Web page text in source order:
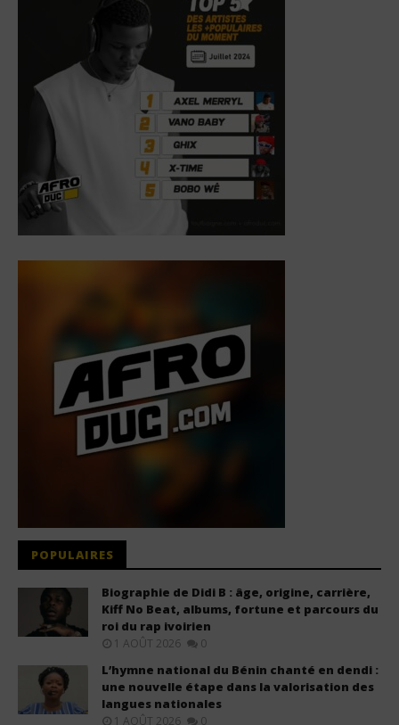
POPULAIRES
Biographie de Didi B : âge, origine, carrière,
Kiff No Beat, albums, fortune et parcours du
roi du rap ivoirien
1 AOÛT 2026 0
L’hymne national du Bénin chanté en dendi :
une nouvelle étape dans la valorisation des
langues nationales
1 AOÛT 2026 0